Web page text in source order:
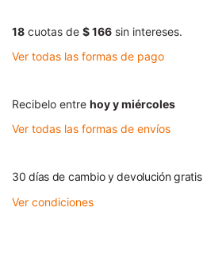
18 cuotas de $ 166 sin intereses.
Ver todas las formas de pago
Recibelo entre hoy y miércoles
Ver todas las formas de envíos
30 días de cambio y devolución gratis
Ver condiciones